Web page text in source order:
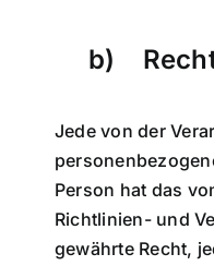
b) Recht
Jede von der
Person hat das
Richtlinien- und
gewährte Recht,